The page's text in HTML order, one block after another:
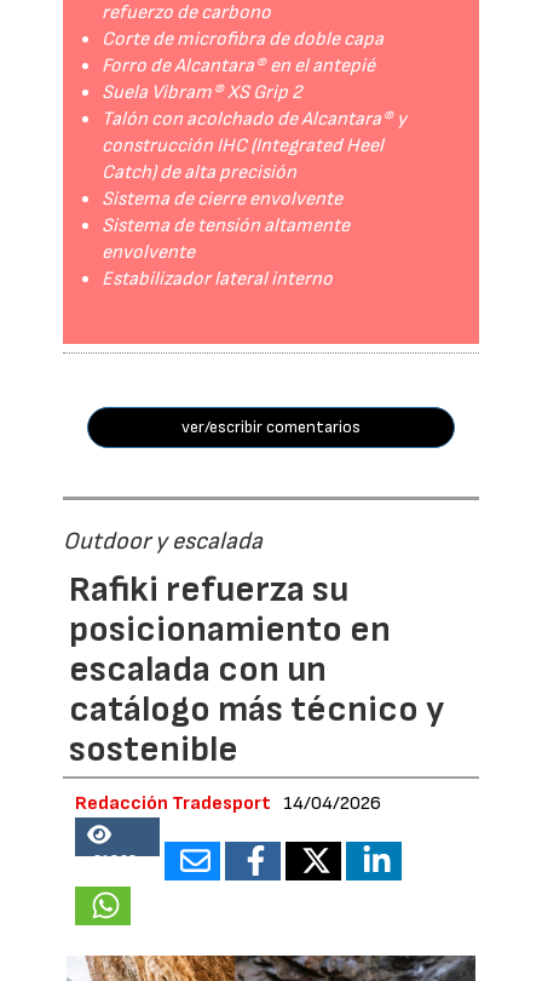
refuerzo de carbono
Corte de microfibra de doble capa
Forro de Alcantara® en el antepié
Suela Vibram® XS Grip 2
Talón con acolchado de Alcantara® y
construcción IHC (Integrated Heel
Catch) de alta precisión
Sistema de cierre envolvente
Sistema de tensión altamente
envolvente
Estabilizador lateral interno
ver/escribir comentarios
Outdoor y escalada
Rafiki refuerza su
posicionamiento en
escalada con un
catálogo más técnico y
sostenible
Redacción Tradesport 14/04/2026
21862